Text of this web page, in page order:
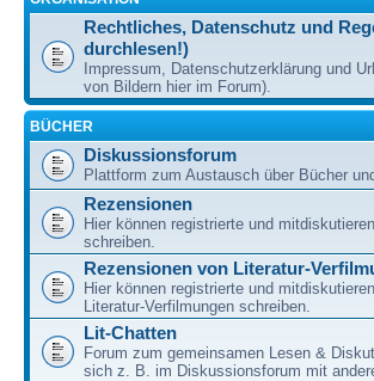
Rechtliches, Datenschutz und
durchlesen!)
Impressum, Datenschutzerklärung und
von Bildern hier im Forum).
BÜCHER
Diskussionsforum
Plattform zum Austausch über Bücher
Rezensionen
Hier können registrierte und
schreiben.
Rezensionen von Literatur-
Hier können registrierte und
Literatur-Verfilmungen schreiben.
Lit-Chatten
Forum zum gemeinsamen Lesen &
sich z. B. im Diskussionsforum mit